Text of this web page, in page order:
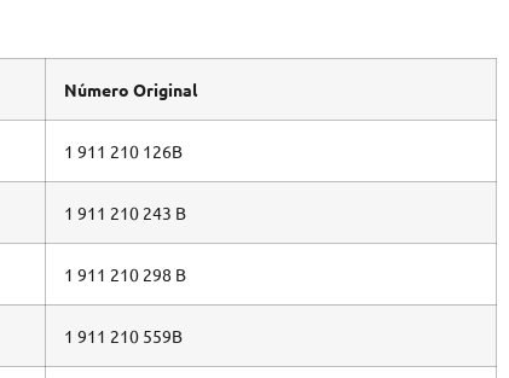
Número Original
1 911 210 126B
1 911 210 243 B
1 911 210 298 B
1 911 210 559B